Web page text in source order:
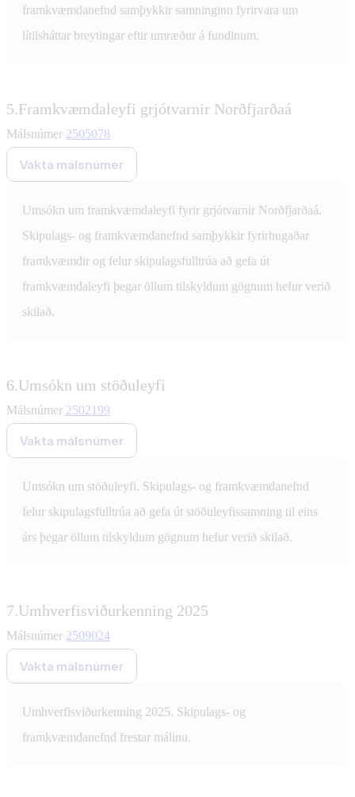
framkvæmdanefnd samþykkir samninginn fyrirvara um
lítilsháttar breytingar eftir umræður á fundinum.
5.Framkvæmdaleyfi grjótvarnir Norðfjarðaá
Málsnúmer 2505078
Vakta málsnúmer
Umsókn um framkvæmdaleyfi fyrir grjótvarnir Norðfjarðaá.
Skipulags- og framkvæmdanefnd samþykkir fyrirhugaðar
framkvæmdir og felur skipulagsfulltrúa að gefa út
framkvæmdaleyfi þegar öllum tilskyldum gögnum hefur verið
skilað.
6.Umsókn um stöðuleyfi
Málsnúmer 2502199
Vakta málsnúmer
Umsókn um stöðuleyfi. Skipulags- og framkvæmdanefnd
felur skipulagsfulltrúa að gefa út stöðuleyfissamning til eins
árs þegar öllum tilskyldum gögnum hefur verið skilað.
7.Umhverfisviðurkenning 2025
Málsnúmer 2509024
Vakta málsnúmer
Umhverfisviðurkenning 2025. Skipulags- og
framkvæmdanefnd frestar málinu.